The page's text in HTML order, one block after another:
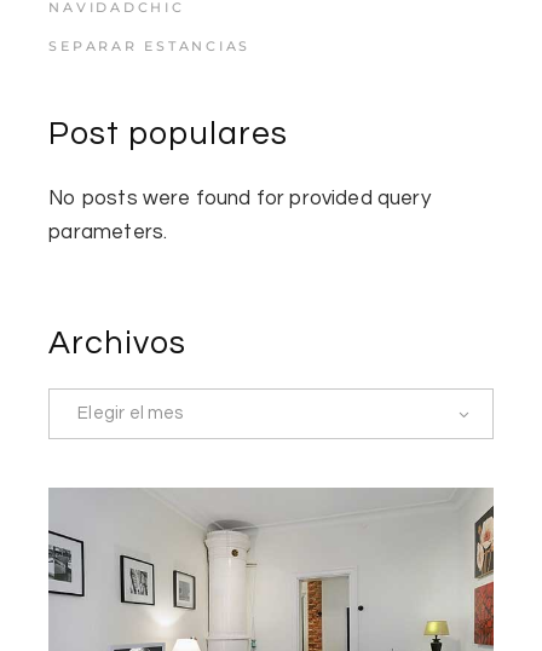
NAVIDADCHIC
SEPARAR ESTANCIAS
Post populares
No posts were found for provided query
parameters.
Archivos
Elegir el mes